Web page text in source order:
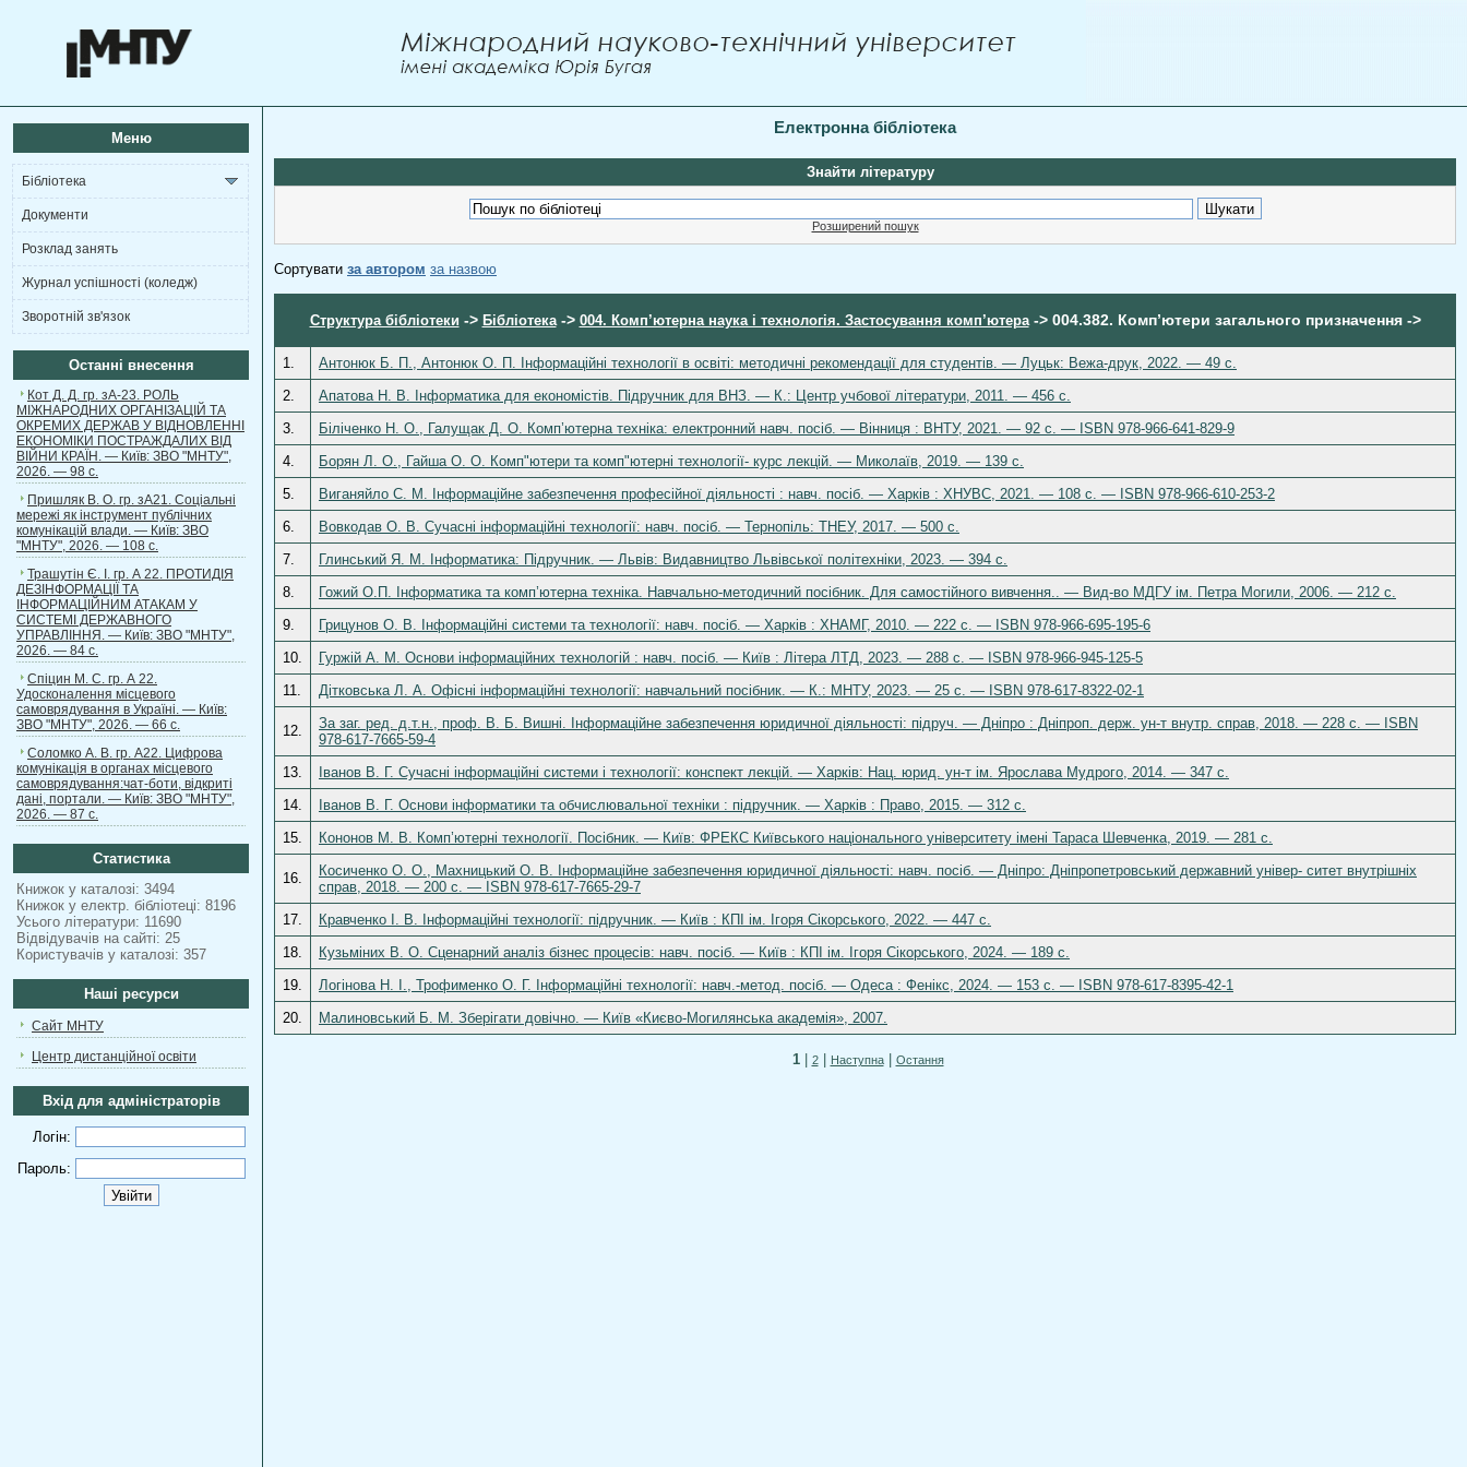
Меню
Бібліотека
Документи
Розклад занять
Журнал успішності (коледж)
Зворотній зв'язок
Останні внесення
Кот Д. Д. гр. зА-23. РОЛЬ
МІЖНАРОДНИХ ОРГАНІЗАЦІЙ ТА
ОКРЕМИХ ДЕРЖАВ У ВІДНОВЛЕННІ
ЕКОНОМІКИ ПОСТРАЖДАЛИХ ВІД
ВІЙНИ КРАЇН. — Київ: ЗВО "МНТУ",
2026. — 98 с.
Пришляк В. О. гр. зА21. Соціальні
мережі як інструмент публічних
комунікацій влади. — Київ: ЗВО
"МНТУ", 2026. — 108 с.
Трашутін Є. І. гр. А 22. ПРОТИДІЯ
ДЕЗІНФОРМАЦІЇ ТА
ІНФОРМАЦІЙНИМ АТАКАМ У
СИСТЕМІ ДЕРЖАВНОГО
УПРАВЛІННЯ. — Київ: ЗВО "МНТУ",
2026. — 84 с.
Спіцин М. С. гр. А 22.
Удосконалення місцевого
самоврядування в Україні. — Київ:
ЗВО "МНТУ", 2026. — 66 с.
Соломко А. В. гр. А22. Цифрова
комунікація в органах місцевого
самоврядування:чат-боти, відкриті
дані, портали. — Київ: ЗВО "МНТУ",
2026. — 87 с.
Статистика
Книжок у каталозі: 3494
Книжок у електр. бібліотеці: 8196
Усього літератури: 11690
Відвідувачів на сайті: 25
Користувачів у каталозі: 357
Наші ресурси
Сайт МНТУ
Центр дистанційної освіти
Вхід для адміністраторів
Логін:
Пароль:
Електронна бібліотека
Знайти літературу
Розширений пошук
Сортувати за автором за назвою
Структура бібліотеки -> Бібліотека-> 004. Комп’ютерна наука і технологія. Застосування комп’ютера-> 004.382. Комп’ютери загального призначення ->
1.
Антонюк Б. П., Антонюк О. П. Інформаційні технології в освіті: методичні рекомендації для студентів. — Луцьк: Вежа-друк, 2022. — 49 с.
2.
Апатова Н. В. Інформатика для економістів. Підручник для ВНЗ. — К.: Центр учбової літератури, 2011. — 456 c.
3.
Біліченко Н. О., Галущак Д. О. Комп’ютерна техніка: електронний навч. посіб. — Вінниця : ВНТУ, 2021. — 92 с. — ISBN 978-966-641-829-9
4.
Борян Л. О., Гайша О. О. Комп"ютери та комп"ютерні технології- курс лекцій. — Миколаїв, 2019. — 139 с.
5.
Виганяйло С. М. Інформаційне забезпечення професійної діяльності : навч. посіб. — Харків : ХНУВС, 2021. — 108 c. — ISBN 978-966-610-253-2
6.
Вовкодав О. В. Сучасні інформаційні технології: навч. посіб. — Тернопіль: ТНЕУ, 2017. — 500 с.
7.
Глинський Я. М. Інформатика: Підручник. — Львів: Видавництво Львівської політехніки, 2023. — 394 с.
8.
Гожий О.П. Інформатика та комп’ютерна техніка. Навчально-методичний посібник. Для самостійного вивчення.. — Вид-во МДГУ ім. Петра Могили, 2006. — 212 c.
9.
Грицунов О. В. Інформаційні системи та технології: навч. посіб. — Харків : ХНАМГ, 2010. — 222 с. — ISBN 978-966-695-195-6
10.
Гуржій А. М. Основи інформаційних технологій : навч. посіб. — Київ : Літера ЛТД, 2023. — 288 с. — ISBN 978-966-945-125-5
11.
Дітковська Л. А. Офісні інформаційні технології: навчальний посібник. — К.: МНТУ, 2023. — 25 с. — ISBN 978-617-8322-02-1
12.
За заг. ред. д.т.н., проф. В. Б. Вишні. Інформаційне забезпечення юридичної діяльності: підруч. — Дніпро : Дніпроп. держ. ун-т внутр. справ, 2018. — 228 с. — ISBN
978-617-7665-59-4
13.
Іванов В. Г. Сучасні інформаційні системи і технології: конспект лекцій. — Харків: Нац. юрид. ун-т ім. Ярослава Мудрого, 2014. — 347 с.
14.
Іванов В. Г. Основи інформатики та обчислювальної техніки : підручник. — Харків : Право, 2015. — 312 c.
15.
Кононов М. В. Комп’ютерні технології. Посібник. — Київ: ФРЕКС Київського національного університету імені Тараса Шевченка, 2019. — 281 с.
16.
Косиченко О. О., Махницький О. В. Інформаційне забезпечення юридичної діяльності: навч. посіб. — Дніпро: Дніпропетровський державний універ- ситет внутрішніх
справ, 2018. — 200 с. — ISBN 978-617-7665-29-7
17.
Кравченко І. В. Інформаційні технології: підручник. — Київ : КПІ ім. Ігоря Сікорського, 2022. — 447 с.
18.
Кузьміних В. О. Сценарний аналіз бізнес процесів: навч. посіб. — Київ : КПІ ім. Ігоря Сікорського, 2024. — 189 c.
19.
Логінова Н. І., Трофименко О. Г. Інформаційні технології: навч.-метод. посіб. — Одеса : Фенікс, 2024. — 153 с. — ISBN 978-617-8395-42-1
20.
Малиновський Б. М. Зберігати довічно. — Київ «Києво-Могилянська академія», 2007.
1| 2| Наступна| Остання